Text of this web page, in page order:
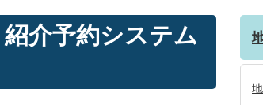
介予約システム